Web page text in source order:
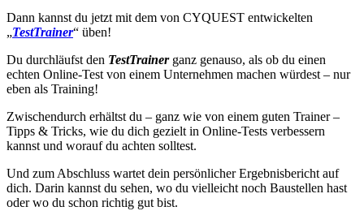
Dann kannst du jetzt mit dem von CYQUEST entwickelten
„TestTrainer“ üben!
Du durchläufst den TestTrainerganz genauso, als ob du einen
echten Online-Test von einem Unternehmen machen würdest – nur
eben als Training!
Zwischendurch erhältst du – ganz wie von einem guten Trainer –
Tipps & Tricks, wie du dich gezielt in Online-Tests verbessern
kannst und worauf du achten solltest.
Und zum Abschluss wartet dein persönlicher Ergebnisbericht auf
dich. Darin kannst du sehen, wo du vielleicht noch Baustellen hast
oder wo du schon richtig gut bist.